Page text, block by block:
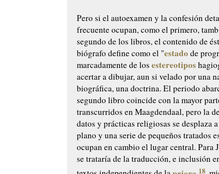
Pero si el autoexamen y la confesión
frecuente ocupan, como el primero,
segundo de los libros, el contenido de
biógrafo define como el "estado de
marcadamente de losestereotipos
acertar a dibujar, aun si velado por una
biográfica, una doctrina. El periodo
segundo libro coincide con la mayor
transcurridos en Maagdendaal, pero la
datos y prácticas religiosas se desplaza
plano y una serie de pequeños tratados
ocupan en cambio el lugar central. Para
se trataría de la traducción, e inclusión
18